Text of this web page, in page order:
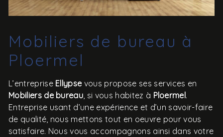
Mobiliers de bureau à
Ploermel
L’entreprise Ellypsevous propose ses services en
Mobiliers de bureau , si vous habitez à Ploermel.
Entreprise usant d’une expérience et d’un savoir-faire
de qualité, nous mettons tout en oeuvre pour vous
satisfaire. Nous vous accompagnons ainsi dans votre